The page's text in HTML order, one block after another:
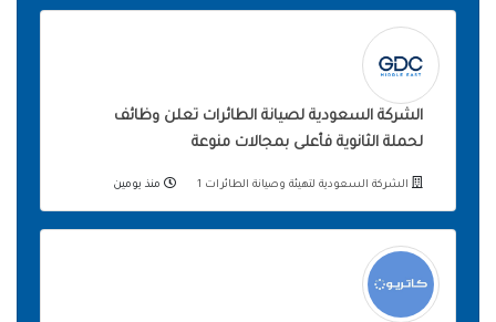
الشركة السعودية لصيانة الطائرات تعلن وظائف
لحملة الثانوية فأعلى بمجالات منوعة
الشركة السعودية لتهيئة وصيانة الطائرات 1 منذ يومين